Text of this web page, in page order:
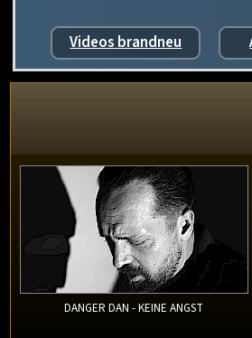
Videos brandneu
DANGER DAN - KEINE ANGST